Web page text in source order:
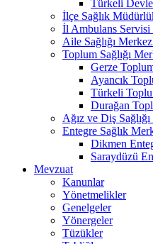
Türkeli
İlçe Sağlık
İl Ambulans
Aile Sağlığı
Toplum Sağlığı
Gerze
Ayancık
Türkeli
Durağan
Ağız ve Diş
Entegre Sağlık
Dikmen
Saraydüzü
Mevzuat
Kanunlar
Yönetmelikler
Genelgeler
Yönergeler
Tüzükler